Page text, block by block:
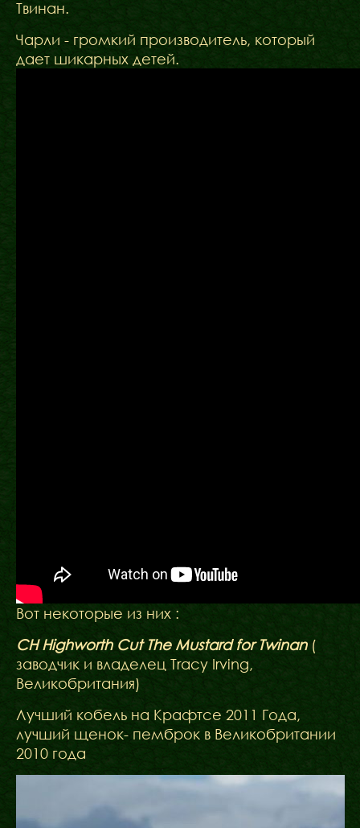
Твинан.
Чарли - громкий производитель, который
дает шикарных детей.
Вот некоторые из них :
CH Highworth Cut The Mustard for Twinan (
заводчик и владелец Tracy Irving,
Великобритания)
Лучший кобель на Крафтсе 2011 Года,
лучший щенок- пемброк в Великобритании
2010 года